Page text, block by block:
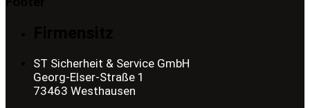
ST Sicherheit & Service GmbH
Georg-Elser-Straße 1
73463 Westhausen